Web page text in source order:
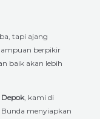
tapi ajang
berpikir
baik akan lebih
, kami di
menyiapkan